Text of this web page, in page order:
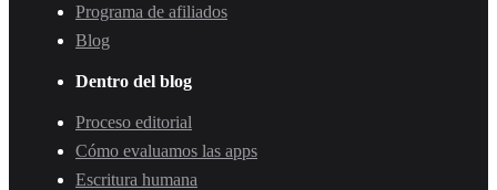
Programa de afiliados
Blog
Dentro del blog
Proceso editorial
Cómo evaluamos las apps
Escritura humana